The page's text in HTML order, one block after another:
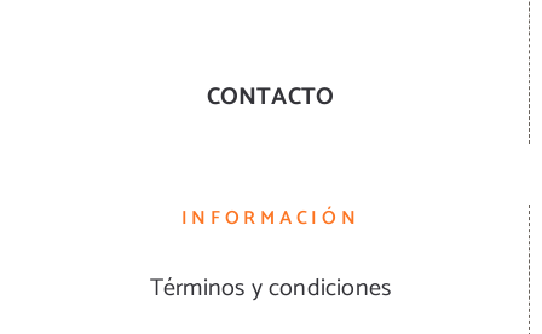
CONTACTO
INFORMACIÓN
Términos y condiciones